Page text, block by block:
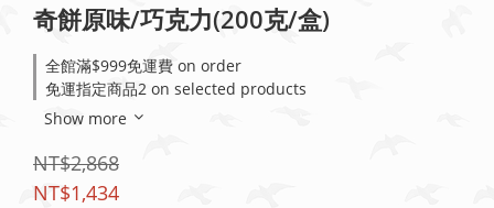
奇餅原味/巧克力(200克/盒)
全館滿$999免運費 on order
免運指定商品2 on selected products
Show more
NT$2,868
NT$1,434